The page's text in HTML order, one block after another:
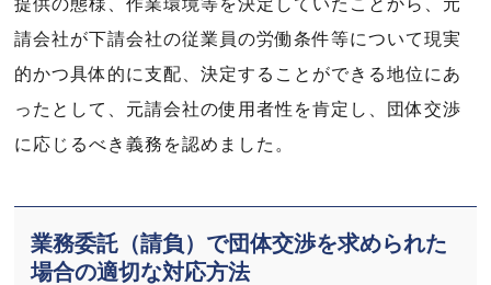
提供の態様、作業環境等を決定していたことから、元
請会社が下請会社の従業員の労働条件等について現実
的かつ具体的に支配、決定することができる地位にあ
ったとして、元請会社の使用者性を肯定し、団体交渉
に応じるべき義務を認めました。
業務委託（請負）で団体交渉を求められた
場合の適切な対応方法